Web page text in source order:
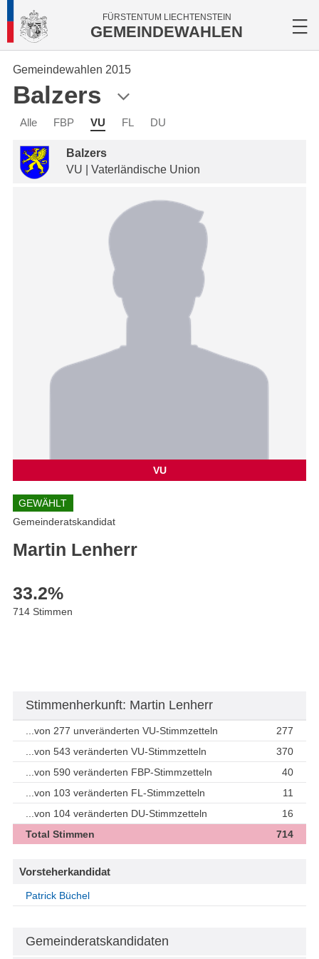
FÜRSTENTUM LIECHTENSTEIN
GEMEINDEWAHLEN
Gemeindewahlen 2015
Balzers
Alle FBP VU FL DU
Balzers
VU | Vaterländische Union
VU
GEWÄHLT
Gemeinderatskandidat
Martin Lenherr
33.2%
714 Stimmen
Stimmenherkunft: Martin Lenherr
...von 277 unveränderten VU-Stimmzetteln
277
...von 543 veränderten VU-Stimmzetteln
370
...von 590 veränderten FBP-Stimmzetteln
40
...von 103 veränderten FL-Stimmzetteln
11
...von 104 veränderten DU-Stimmzetteln
16
Total Stimmen
714
Vorsteherkandidat
Patrick Büchel
Gemeinderatskandidaten